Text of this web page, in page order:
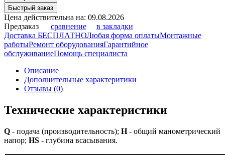
Быстрый заказ
Цена действительна на: 09.08.2026
Предзаказ
сравнение
в закладки
Доставка БЕСПЛАТНОЛюбая форма оплатыМонтажные
работыРемонт оборудованияГарантийное
обслуживаниеПомощь специалиста
Описание
Дополнительные характеритики
Отзывы (0)
Технические характеристики
Q - подача (производительность); H- общий манометрический
напор; HS - глубина всасывания.